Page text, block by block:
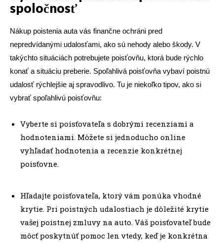
spoločnosť
Nákup poistenia auta vás finančne ochráni pred
nepredvídanými udalosťami, ako sú nehody alebo škody. V
takýchto situáciách potrebujete poisťovňu, ktorá bude rýchlo
konať a situáciu preberie. Spoľahlivá poisťovňa vybaví poistnú
udalosť rýchlejšie aj spravodlivo. Tu je niekoľko tipov, ako si
vybrať spoľahlivú poisťovňu:
Vyberte si poisťovateľa s dobrými recenziami a
hodnoteniami. Môžete si jednoducho online
vyhľadať hodnotenia a recenzie konkrétnej
poisťovne.
Hľadajte poisťovateľa, ktorý vám ponúka vhodné
krytie. Pri poistných udalostiach je dôležité krytie
vašej poistnej zmluvy na auto. Váš poisťovateľ bude
môcť poskytnúť pomoc len vtedy, keď je konkrétna